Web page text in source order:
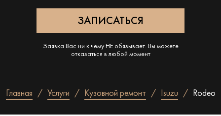
Заявка Вас ни к чему НЕ обязывает. Вы можете
отказаться в любой момент
Главная Услуги Кузовной ремонт Isuzu Rodeo